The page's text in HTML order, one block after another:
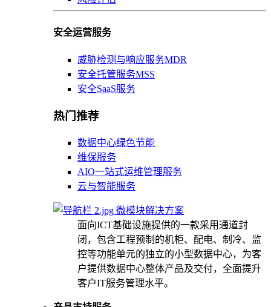
安全运营服务
威胁检测与响应服务MDR
安全托管服务MSS
安全SaaS服务
热门推荐
数据中心绿色节能
维保服务
AIO一站式运维管理服务
云与智能服务
微模块解决方案
面向ICT基础设施提供的一款采用通道封
闭，包含工程预制的机柜、配电、制冷、监
控等功能单元的独立的小型数据中心，为客
户提供数据中心整体产品及交付，全面提升
客户IT服务管理水平。